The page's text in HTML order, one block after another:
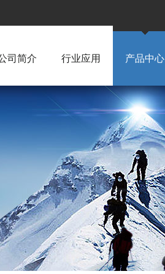
司简介 行业应用 产品中心